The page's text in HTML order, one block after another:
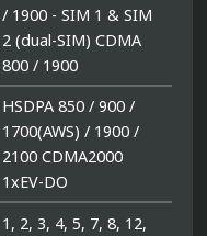
/ 1900 - SIM 1 & SIM
2 (dual-SIM) CDMA
800 / 1900
HSDPA 850 / 900 /
1700(AWS) / 1900 /
2100 CDMA2000
1xEV-DO
1, 2, 3, 4, 5, 7, 8, 12,